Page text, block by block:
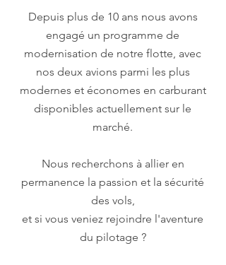
Depuis plus de 10 ans nous avons
engagé un programme de
modernisation de notre flotte, avec
nos deux avions parmi les plus
modernes et économes en carburant
disponibles actuellement sur le
marché.
Nous recherchons à allier en
permanence la passion et la sécurité
des vols,
et si vous veniez rejoindre l'aventure
du pilotage ?